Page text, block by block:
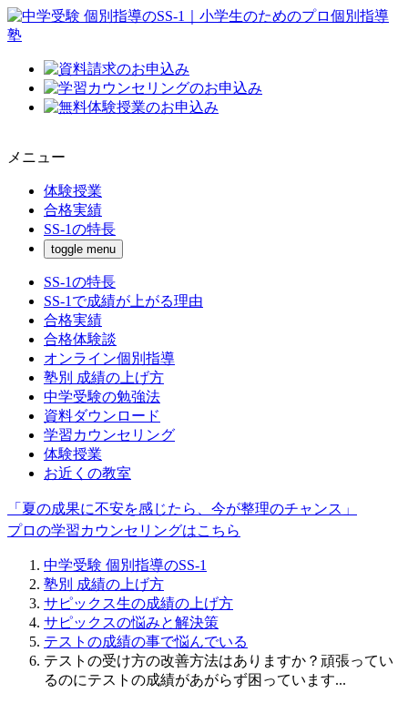
メニュー
体験授業
合格実績
SS-1の特長
toggle menu
SS-1の特長
SS-1で成績が上がる理由
合格実績
合格体験談
オンライン個別指導
塾別 成績の上げ方
中学受験の勉強法
資料ダウンロード
学習カウンセリング
体験授業
お近くの教室
「夏の成果に不安を感じたら、今が整理のチャンス」
プロの学習カウンセリングはこちら
中学受験 個別指導のSS-1
塾別 成績の上げ方
サピックス生の成績の上げ方
サピックスの悩みと解決策
テストの成績の事で悩んでいる
テストの受け方の改善方法はありますか？頑張ってい
るのにテストの成績があがらず困っています...